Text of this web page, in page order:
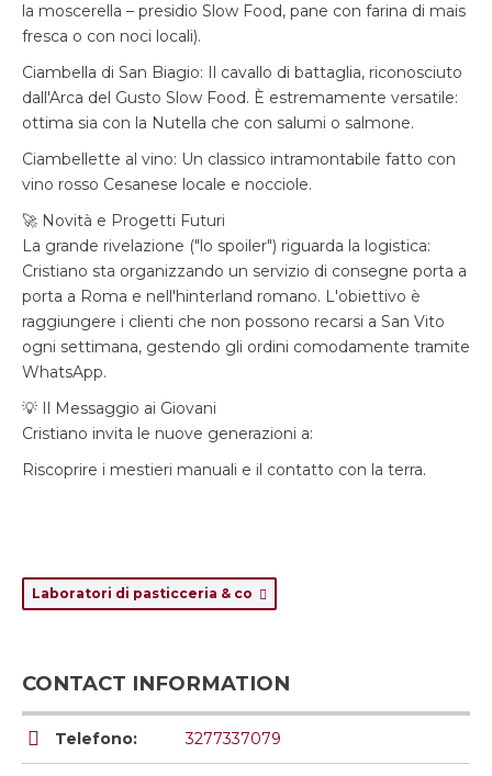
la moscerella – presidio Slow Food, pane con farina di mais
fresca o con noci locali).
Ciambella di San Biagio: Il cavallo di battaglia, riconosciuto
dall'Arca del Gusto Slow Food. È estremamente versatile:
ottima sia con la Nutella che con salumi o salmone.
Ciambellette al vino: Un classico intramontabile fatto con
vino rosso Cesanese locale e nocciole.
🚀 Novità e Progetti Futuri
La grande rivelazione ("lo spoiler") riguarda la logistica:
Cristiano sta organizzando un servizio di consegne porta a
porta a Roma e nell'hinterland romano. L'obiettivo è
raggiungere i clienti che non possono recarsi a San Vito
ogni settimana, gestendo gli ordini comodamente tramite
WhatsApp.
💡 Il Messaggio ai Giovani
Cristiano invita le nuove generazioni a:
Riscoprire i mestieri manuali e il contatto con la terra.
Laboratori di pasticceria & co
CONTACT INFORMATION
Telefono: 3277337079